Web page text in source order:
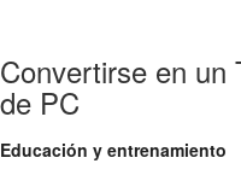
Convertirse en un
de PC
Educación y entrenamiento